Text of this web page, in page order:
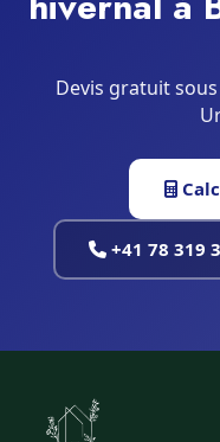
Devis gratuit sous
+41 78 319